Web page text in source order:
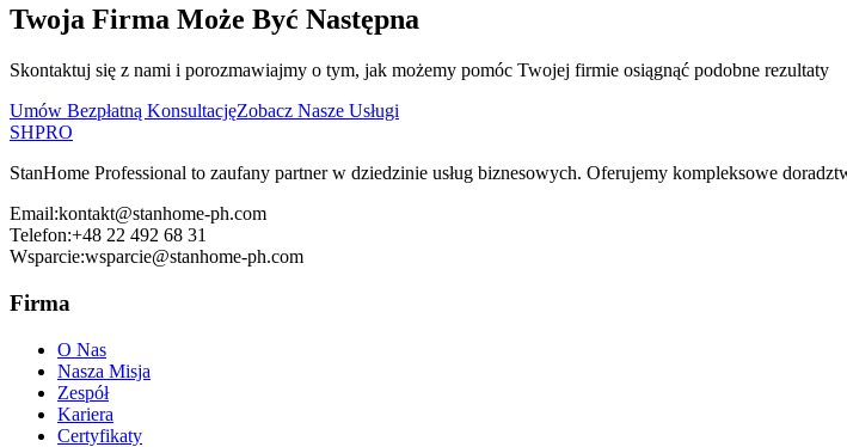
Twoja Firma Może Być Następna
Skontaktuj się z nami i porozmawiajmy o tym, jak możemy pomóc Twojej firmie osiągnąć podobne rezultaty
Umów Bezpłatną KonsultacjęZobacz Nasze Usługi
SHPRO
StanHome Professional to zaufany partner w dziedzinie usług biznesowych. Oferujemy kompleksowe
Email:kontakt@stanhome-ph.com
Telefon:+48 22 492 68 31
Wsparcie:wsparcie@stanhome-ph.com
Firma
O Nas
Nasza Misja
Zespół
Kariera
Certyfikaty